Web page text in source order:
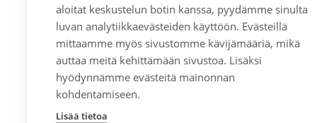
aloitat keskustelun botin kanssa, pyydämme sinulta
luvan analytiikkaevästeiden käyttöön. Evästeillä
mittaamme myös sivustomme kävijämääriä, mikä
auttaa meitä kehittämään sivustoa. Lisäksi
hyödynnämme evästeitä mainonnan
kohdentamiseen.
Lisää tietoa